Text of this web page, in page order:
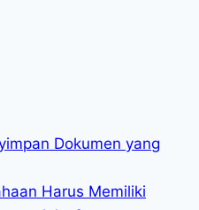
Dokumen yang
Harus Memiliki